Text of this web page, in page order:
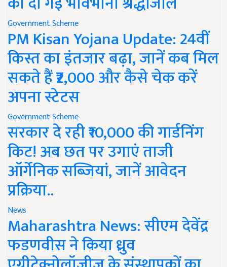
Government Scheme
PM Kisan Yojana Update: 24वीं
किस्त का इंतजार बढ़ा, जानें कब मिल
सकते हैं ₹2,000 और कैसे चेक करें
अपना स्टेटस
Government Scheme
सरकार दे रही ₹10,000 की गार्डनिंग
किट! अब छत पर उगाएं ताजी
ऑर्गेनिक सब्जियां, जानें आवेदन
प्रक्रिया..
News
Maharashtra News: सीएम देवेंद्र
फडणवीस ने किया ध्रुव